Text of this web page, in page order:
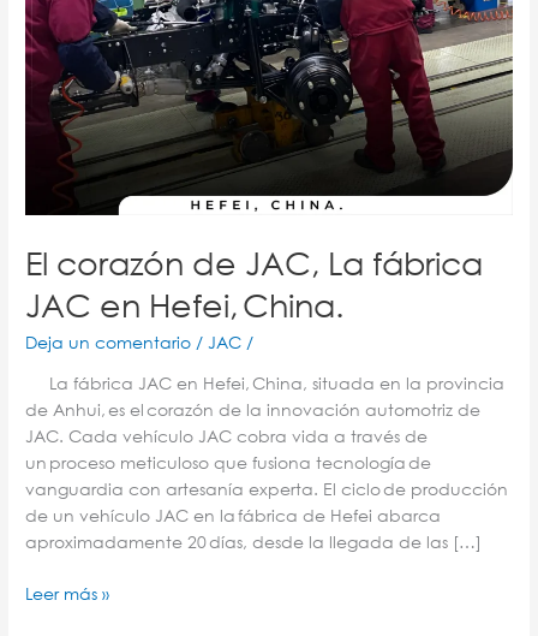
El corazón de JAC, La fábrica
JAC en Hefei, China.
Deja un comentario /JAC /
La fábrica JAC en Hefei, China, situada en la provincia
de Anhui, es el corazón de la innovación automotriz de
JAC.​ Cada vehículo JAC cobra vida a través de
un proceso meticuloso que fusiona tecnología de
vanguardia con artesanía experta. El ciclo de producción
de un vehículo JAC en la fábrica de Hefei abarca
aproximadamente 20 días, desde la llegada de las […]
Leer más »